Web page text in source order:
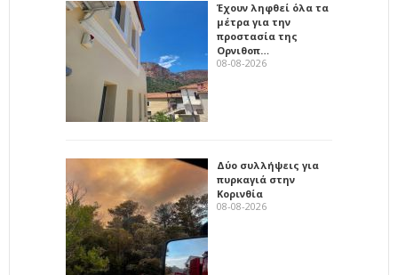
Έχουν ληφθεί όλα τα
μέτρα για την
προστασία της
Ορνιθοπ…
08-08-2026
Δύο συλλήψεις για
πυρκαγιά στην
Κορινθία
08-08-2026